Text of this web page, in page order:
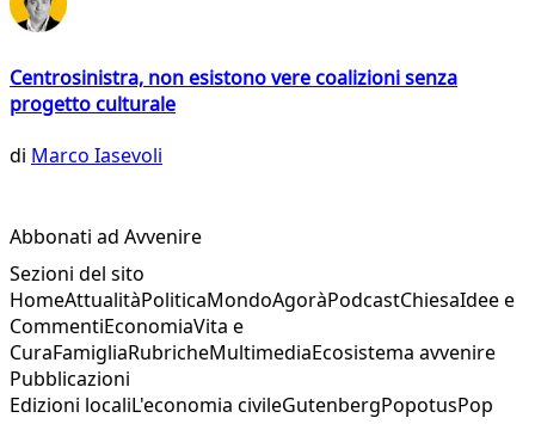
Centrosinistra, non esistono vere coalizioni senza
progetto culturale
di Marco Iasevoli
Abbonati ad Avvenire
Sezioni del sito
HomeAttualitàPoliticaMondoAgoràPodcastChiesaIdee e
CommentiEconomiaVita e
CuraFamigliaRubricheMultimediaEcosistema avvenire
Pubblicazioni
Edizioni localiL'economia civileGutenbergPopotusPop